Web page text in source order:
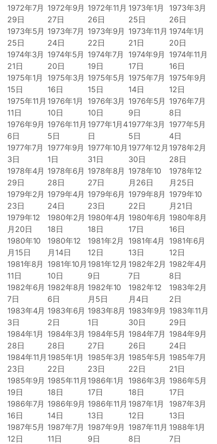
1972年7月
29日
1972年9月
27日
1972年11月
26日
1973年1月
25日
1973年3月
26日
1973年5月
25日
1973年7月
24日
1973年9月
22日
1973年11月
21日
1974年1月
20日
1974年3月
21日
1974年5月
20日
1974年7月
19日
1974年9月
17日
1974年11月
16日
1975年1月
15日
1975年3月
16日
1975年5月
15日
1975年7月
14日
1975年9月
12日
1975年11月
11日
1976年1月
10日
1976年3月
10日
1976年5月
9日
1976年7月
8日
1976年9月
6日
1976年11月
5日
1977年1月4
日
1977年3月
5日
1977年5月
4日
1977年7月
3日
1977年9月
1日
1977年10月
31日
1977年12月
30日
1978年2月
28日
1978年4月
29日
1978年6月
28日
1978年8月
27日
1978年10
月26日
1978年12
月25日
1979年2月
23日
1979年4月
24日
1979年6月
23日
1979年8月
22日
1979年10
月21日
1979年12
月20日
1980年2月
18日
1980年4月
18日
1980年6月
17日
1980年8月
16日
1980年10
月15日
1980年12
月14日
1981年2月
12日
1981年4月
13日
1981年6月
12日
1981年8月
11日
1981年10月
10日
1981年12月
9日
1982年2月
7日
1982年4月
8日
1982年6月
7日
1982年8月
6日
1982年10
月5日
1982年12
月4日
1983年2月
2日
1983年4月
3日
1983年6月
2日
1983年8月
1日
1983年9月
30日
1983年11月
29日
1984年1月
28日
1984年3月
28日
1984年5月
27日
1984年7月
26日
1984年9月
24日
1984年11月
23日
1985年1月
22日
1985年3月
23日
1985年5月
22日
1985年7月
21日
1985年9月
19日
1985年11月
18日
1986年1月
17日
1986年3月
18日
1986年5月
17日
1986年7月
16日
1986年9月
14日
1986年11月
13日
1987年1月
12日
1987年3月
13日
1987年5月
12日
1987年7月
11日
1987年9月
9日
1987年11月
8日
1988年1月
7日